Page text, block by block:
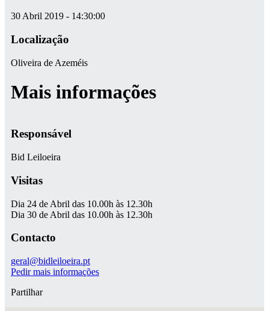
30 Abril 2019 - 14:30:00
Localização
Oliveira de Azeméis
Mais informações
Responsável
Bid Leiloeira
Visitas
Dia 24 de Abril das 10.00h às 12.30h
Dia 30 de Abril das 10.00h às 12.30h
Contacto
geral@bidleiloeira.pt
Pedir mais informações
Partilhar